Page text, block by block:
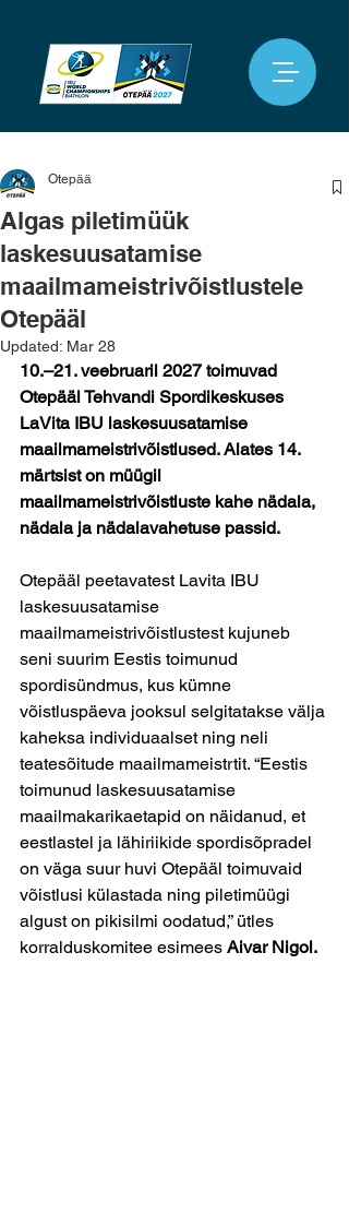
Algas piletimüük
laskesuusatamise
maailmameistrivõistlustele
Otepääl
Otepää
Updated: Mar 28
10.–21. veebruaril 2027 toimuvad
Otepääl Tehvandi Spordikeskuses
LaVita IBU laskesuusatamise
maailmameistrivõistlused. Alates 14.
märtsist on müügil
maailmameistrivõistluste kahe nädala,
nädala ja nädalavahetuse passid.
Otepääl peetavatest Lavita IBU
laskesuusatamise
maailmameistrivõistlustest kujuneb
seni suurim Eestis toimunud
spordisündmus, kus kümne
võistluspäeva jooksul selgitatakse välja
kaheksa individuaalset ning neli
teatesõitude maailmameistrtit. “Eestis
toimunud laskesuusatamise
maailmakarikaetapid on näidanud, et
eestlastel ja lähiriikide spordisõpradel
on väga suur huvi Otepääl toimuvaid
võistlusi külastada ning piletimüügi
algust on pikisilmi oodatud,” ütles
korralduskomitee esimees Aivar Nigol.